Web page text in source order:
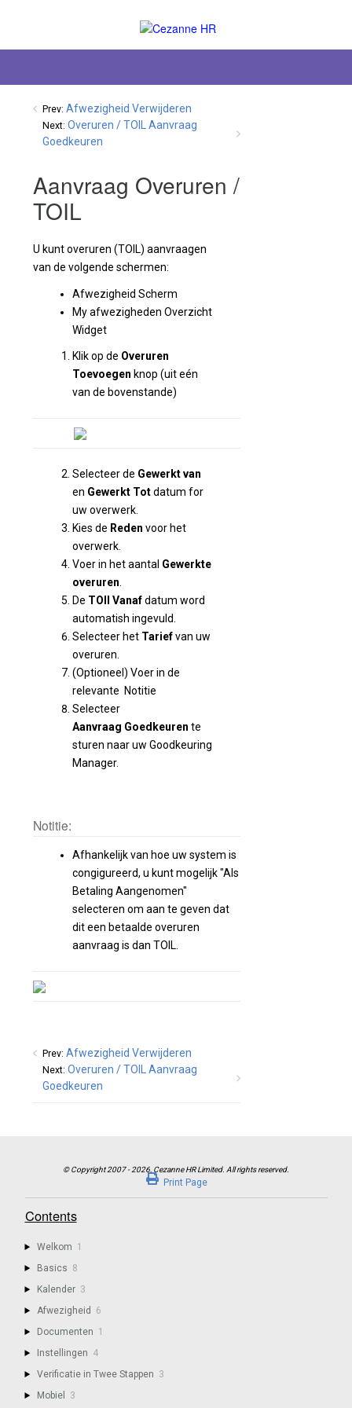
Prev: Afwezigheid Verwijderen
Next: Overuren / TOIL Aanvraag
Goedkeuren
Aanvraag Overuren /
TOIL
U kunt overuren (TOIL) aanvraagen
van de volgende schermen:
Afwezigheid Scherm
My afwezigheden Overzicht
Widget
Klik op de Overuren
Toevoegen knop (uit eén
van de bovenstande)
Selecteer de Gewerkt van
en Gewerkt Totdatum for
uw overwerk.
Kies de Reden voor het
overwerk.
Voer in het aantal Gewerkte
overuren.
De TOIl Vanafdatum word
automatish ingevuld.
Selecteer het Tariefvan uw
overuren.
(Optioneel) Voer in de
relevante Notitie
Selecteer
Aanvraag Goedkeuren te
sturen naar uw Goodkeuring
Manager.
Notitie:
Afhankelijk van hoe uw system is
congigureerd, u kunt mogelijk "Als
Betaling Aangenomen"
selecteren om aan te geven dat
dit een betaalde overuren
aanvraag is dan TOIL.
Prev: Afwezigheid Verwijderen
Next: Overuren / TOIL Aanvraag
Goedkeuren
Contents
Welkom 1
Basics 8
Kalender 3
Afwezigheid
6
Documenten 1
Instellingen 4
Verificatie in Twee Stappen 3
Mobiel
3
Print Page